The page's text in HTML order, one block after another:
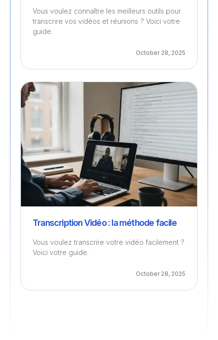
Vous voulez connaître les meilleurs outils pour
transcrire vos vidéos et réunions ? Voici votre
guide.
October 28, 2025
Gestion
Transcription Vidéo : la méthode facile
Vous voulez transcrire votre vidéo facilement ?
Voici votre guide.
October 28, 2025